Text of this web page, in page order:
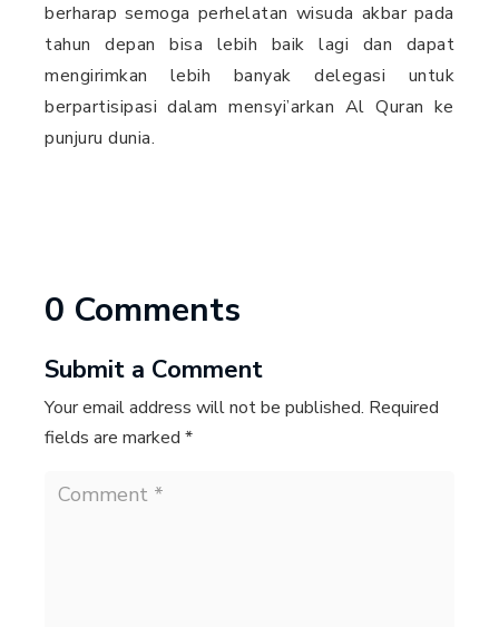
berharap semoga perhelatan wisuda akbar pada
tahun depan bisa lebih baik lagi dan dapat
mengirimkan lebih banyak delegasi untuk
berpartisipasi dalam mensyi’arkan Al Quran ke
punjuru dunia.
0 Comments
Submit a Comment
Your email address will not be published. Required
fields are marked *